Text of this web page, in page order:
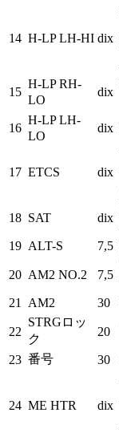
14 H-LP LH-HI dix
15
H-LP RH-
LO
dix
16
H-LP LH-
LO
dix
17 ETCS dix
18 SAT dix
19 ALT-S 7,5
20 AM2 NO.2 7,5
21
AM2 30
22
STRGロッ
ク
20
23 番号 30
24 ME HTR dix